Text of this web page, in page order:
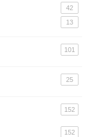
42
13
101
25
152
152